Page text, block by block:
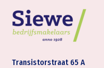
Transistorstraat 65 A